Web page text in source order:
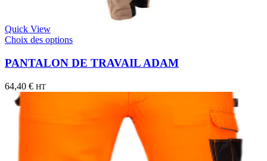
Quick View
Choix des options
PANTALON DE TRAVAIL ADAM
64,40 € HT